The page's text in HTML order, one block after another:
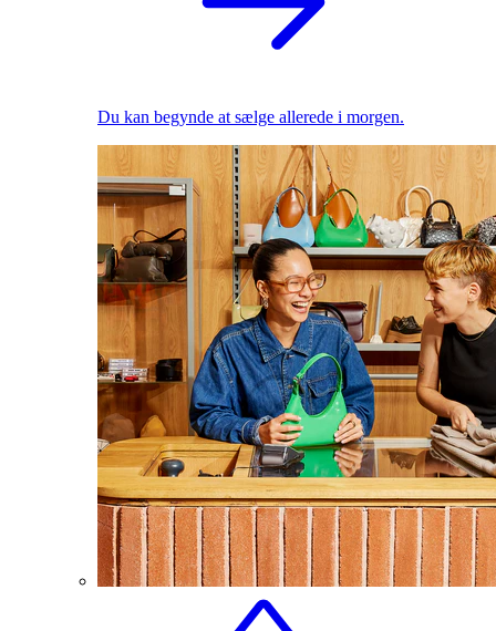
Du kan begynde at sælge allerede i morgen.